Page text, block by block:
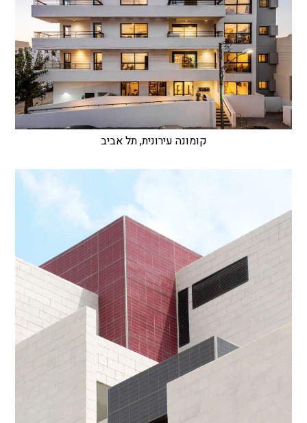
קומונה עירונית, תל אביב